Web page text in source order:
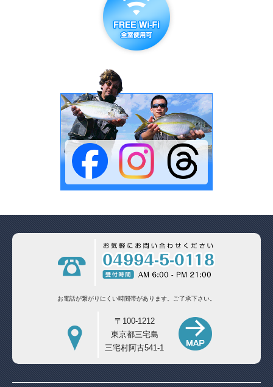
お電話が繋がりにくい時間帯があります。 ご了承下さい。
〒100-1212
東京都三宅島
三宅村阿古541-1